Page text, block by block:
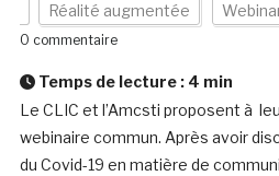
Réalité augmentée
0 commentaire
Temps de lecture : 4 min
Le CLIC et l’Amcsti proposent à
webinaire commun. Après avoir
du Covid-19 en matière de